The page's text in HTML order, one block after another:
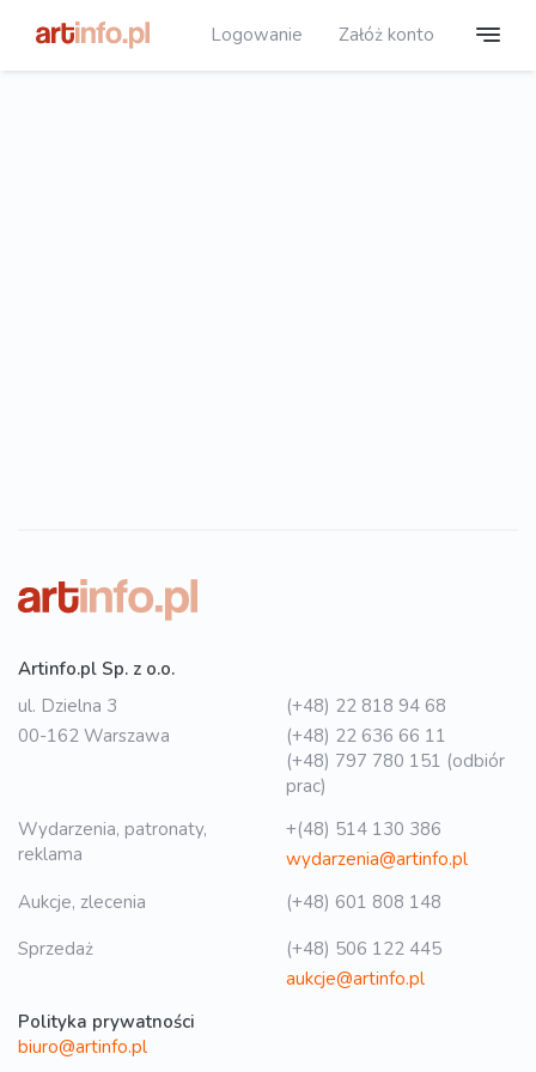
Logowanie Załóż konto
Artinfo.pl Sp. z o.o.
ul. Dzielna 3
00-162 Warszawa
(+48) 22 818 94 68
(+48) 22 636 66 11
(+48) 797 780 151 (odbiór
prac)
Wydarzenia, patronaty,
reklama
+(48) 514 130 386
wydarzenia@artinfo.pl
Aukcje, zlecenia
(+48) 601 808 148
Sprzedaż
(+48) 506 122 445
aukcje@artinfo.pl
Polityka prywatności
biuro@artinfo.pl